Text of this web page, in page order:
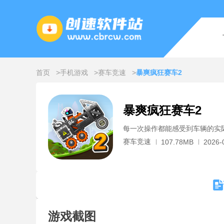
首页 手机游戏 赛车竞速 暴爽疯狂赛车2
暴爽疯狂赛车2
每一次操作都能感受到车辆的实
赛车竞速
107.78MB 2026-
游戏截图